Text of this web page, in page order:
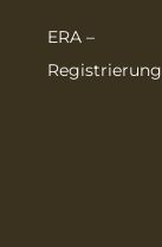
ERA –
Registrierung